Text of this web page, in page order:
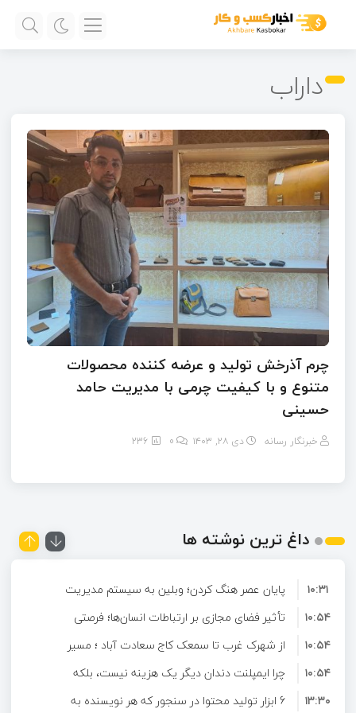
داراب
چرم آذرخش تولید و عرضه کننده محصولات
متنوع و با کیفیت چرمی با مدیریت حامد
حسینی
خبرنگار رسانه دی ۲۸, ۱۴۰۳ 0
236
داغ ترین نوشته ها
پایان عصر هنگ کردن؛ وبلین به سیستم مدیریت
محتوای حرفه ای ارتقا پیدا کرد!
۱۰:۳۱
تأثیر فضای مجازی بر ارتباطات انسان‌ها؛ فرصتی
برای تعامل و آشنایی در دنیای دیجیتال
۱۰:۵۴
از شهرک غرب تا سمعک کاج سعادت آباد ؛ مسیر
شنیدن دوباره در غرب تهران
۱۰:۵۴
چرا ایمپلنت دندان دیگر یک هزینه نیست، بلکه
یک سرمایه‌گذاری بلندمدت برای سلامتی است؟
۱۰:۵۴
6 ابزار تولید محتوا در سنجور که هر نویسنده به
۱۳:۳۰